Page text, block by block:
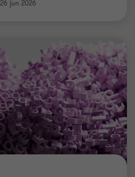
26 jun 2026